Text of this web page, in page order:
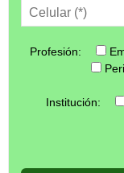
Profesión:
Institución: